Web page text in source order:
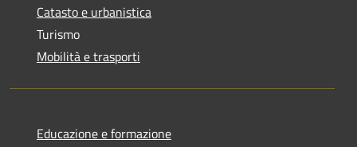
Catasto e urbanistica
Turismo
Mobilità e trasporti
Educazione e formazione